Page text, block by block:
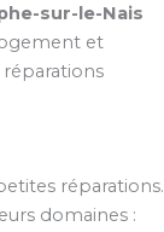
sur-le-Nais
et
réparations
réparations.
domaines :